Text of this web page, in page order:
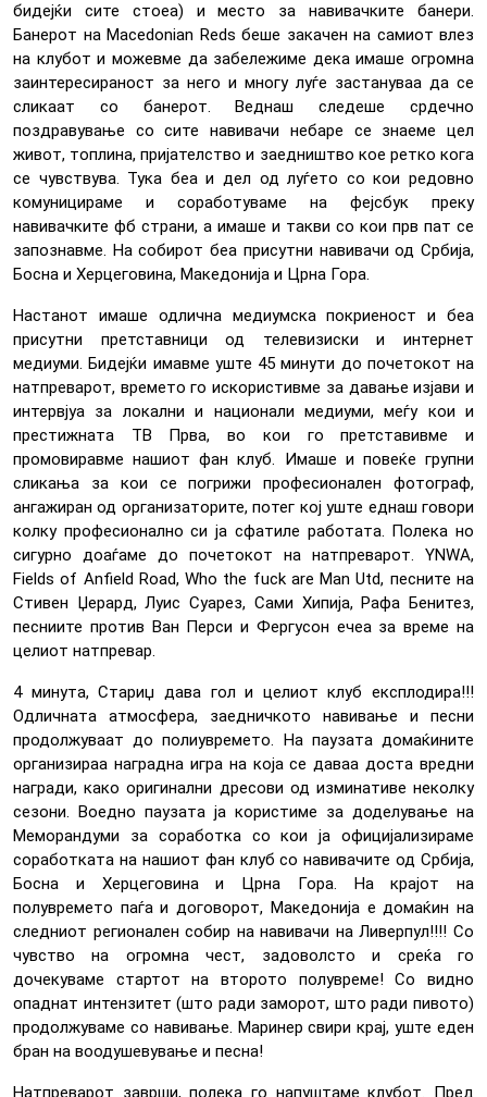
бидејќи сите стоеа) и место за навивачките банери.
Банерот на Macedonian Reds беше закачен на самиот влез
на клубот и можевме да забележиме дека имаше огромна
заинтересираност за него и многу луѓе застануваа да се
сликаат со банерот. Веднаш следеше срдечно
поздравување со сите навивачи небаре се знаеме цел
живот, топлина, пријателство и заедништво кое ретко кога
се чувствува. Тука беа и дел од луѓето со кои редовно
комуницираме и соработуваме на фејсбук преку
навивачките фб страни, а имаше и такви со кои прв пат се
запознавме. На собирот беа присутни навивачи од Србија,
Босна и Херцеговина, Македонија и Црна Гора.
Настанот имаше одлична медиумска покриеност и беа
присутни претставници од телевизиски и интернет
медиуми. Бидејќи имавме уште 45 минути до почетокот на
натпреварот, времето го искористивме за давање изјави и
интервјуа за локални и национали медиуми, меѓу кои и
престижната ТВ Прва, во кои го претставивме и
промовиравме нашиот фан клуб. Имаше и повеќе групни
сликања за кои се погрижи професионален фотограф,
ангажиран од организаторите, потег кој уште еднаш говори
колку професионално си ја сфатиле работата. Полека но
сигурно доаѓаме до почетокот на натпреварот. YNWA,
Fields of Anfield Road, Who the fuck are Man Utd, песните на
Стивен Џерард, Луис Суарез, Сами Хипија, Рафа Бенитез,
песниите против Ван Перси и Фергусон ечеа за време на
целиот натпревар.
4 минута, Стариџ дава гол и целиот клуб експлодира!!!
Одличната атмосфера, заедничкото навивање и песни
продолжуваат до полиувремето. На паузата домаќините
организираа наградна игра на која се даваа доста вредни
награди, како оригинални дресови од изминативе неколку
сезони. Воедно паузата ја користиме за доделување на
Меморандуми за соработка со кои ја официјализираме
соработката на нашиот фан клуб со навивачите од Србија,
Босна и Херцеговина и Црна Гора. На крајот на
полувремето паѓа и договорот, Македонија е домаќин на
следниот регионален собир на навивачи на Ливерпул!!!! Со
чувство на огромна чест, задоволсто и среќа го
дочекуваме стартот на второто полувреме! Со видно
опаднат интензитет (што ради заморот, што ради пивото)
продолжуваме со навивање. Маринер свири крај, уште еден
бран на воодушевување и песна!